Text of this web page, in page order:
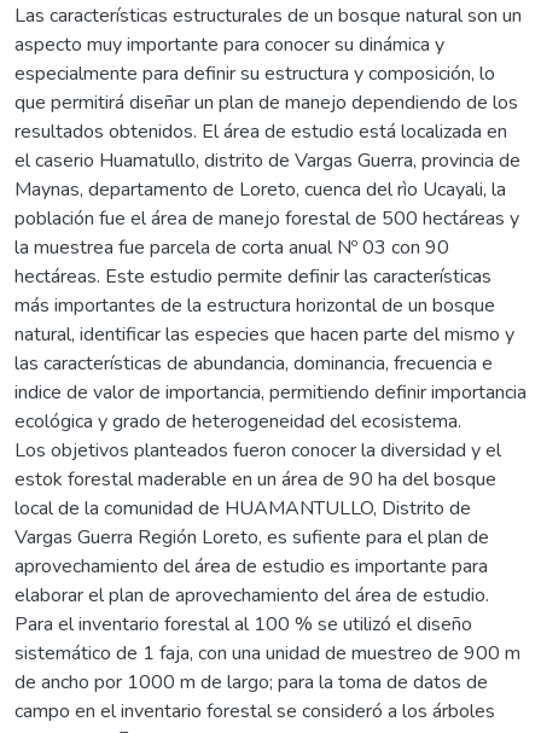
Las características estructurales de un bosque natural son un
aspecto muy importante para conocer su dinámica y
especialmente para definir su estructura y composición, lo
que permitirá diseñar un plan de manejo dependiendo de los
resultados obtenidos. El área de estudio está localizada en
el caserio Huamatullo, distrito de Vargas Guerra, provincia de
Maynas, departamento de Loreto, cuenca del rìo Ucayali, la
población fue el área de manejo forestal de 500 hectáreas y
la muestrea fue parcela de corta anual Nº 03 con 90
hectáreas. Este estudio permite definir las características
más importantes de la estructura horizontal de un bosque
natural, identificar las especies que hacen parte del mismo y
las características de abundancia, dominancia, frecuencia e
indice de valor de importancia, permitiendo definir importancia
ecológica y grado de heterogeneidad del ecosistema.
Los objetivos planteados fueron conocer la diversidad y el
estok forestal maderable en un área de 90 ha del bosque
local de la comunidad de HUAMANTULLO, Distrito de
Vargas Guerra Región Loreto, es sufiente para el plan de
aprovechamiento del área de estudio es importante para
elaborar el plan de aprovechamiento del área de estudio.
Para el inventario forestal al 100 % se utilizó el diseño
sistemático de 1 faja, con una unidad de muestreo de 900 m
de ancho por 1000 m de largo; para la toma de datos de
campo en el inventario forestal se consideró a los árboles